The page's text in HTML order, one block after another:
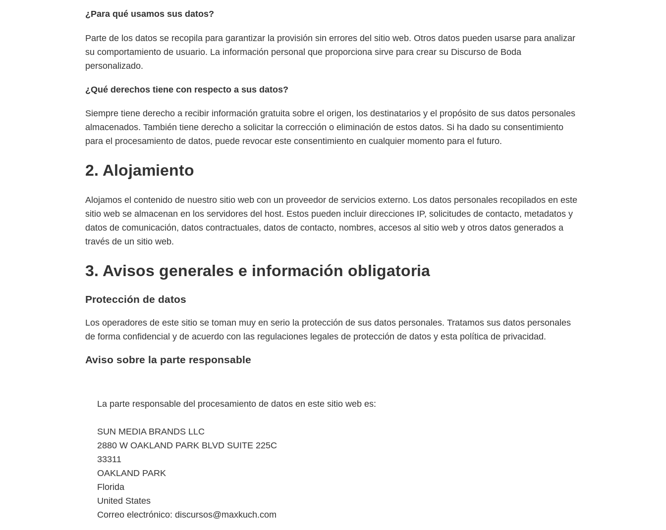
¿Para qué usamos sus datos?
Parte de los datos se recopila para garantizar la provisión sin errores del sitio web. Otros datos pueden usarse para analizar
su comportamiento de usuario. La información personal que proporciona sirve para crear su Discurso de Boda
personalizado.
¿Qué derechos tiene con respecto a sus datos?
Siempre tiene derecho a recibir información gratuita sobre el origen, los destinatarios y el propósito de sus datos personales
almacenados. También tiene derecho a solicitar la corrección o eliminación de estos datos. Si ha dado su consentimiento
para el procesamiento de datos, puede revocar este consentimiento en cualquier momento para el futuro.
2. Alojamiento
Alojamos el contenido de nuestro sitio web con un proveedor de servicios externo. Los datos personales recopilados en este
sitio web se almacenan en los servidores del host. Estos pueden incluir direcciones IP, solicitudes de contacto, metadatos y
datos de comunicación, datos contractuales, datos de contacto, nombres, accesos al sitio web y otros datos generados a
través de un sitio web.
3. Avisos generales e información obligatoria
Protección de datos
Los operadores de este sitio se toman muy en serio la protección de sus datos personales. Tratamos sus datos personales
de forma confidencial y de acuerdo con las regulaciones legales de protección de datos y esta política de privacidad.
Aviso sobre la parte responsable
La parte responsable del procesamiento de datos en este sitio web es:
SUN MEDIA BRANDS LLC
2880 W OAKLAND PARK BLVD SUITE 225C
33311
OAKLAND PARK
Florida
United States
Correo electrónico: discursos@maxkuch.com